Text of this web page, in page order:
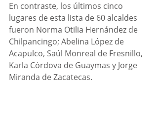
En contraste, los últimos cinco
lugares de esta lista de 60 alcaldes
fueron Norma Otilia Hernández de
Chilpancingo; Abelina López de
Acapulco, Saúl Monreal de Fresnillo,
Karla Córdova de Guaymas y Jorge
Miranda de Zacatecas.